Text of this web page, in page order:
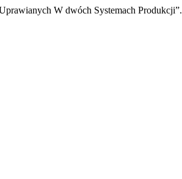
W dwóch Systemach Produkcji”.